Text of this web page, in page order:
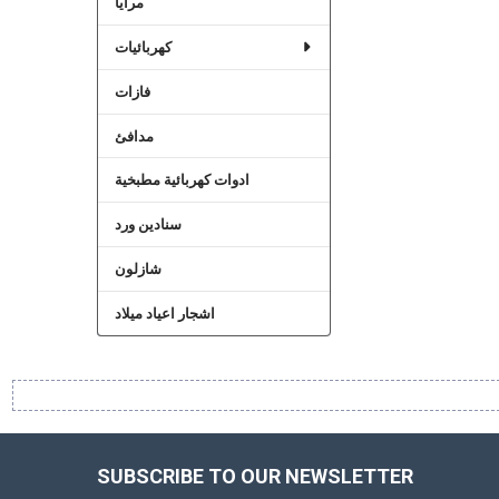
كهربائيات
فازات
مدافئ
ادوات كهربائية مطبخية
سنادين ورد
شازلون
اشجار اعياد ميلاد
SUBSCRIBE TO OUR NEWSLETTER